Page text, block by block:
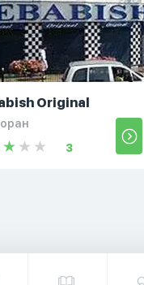
Original
3